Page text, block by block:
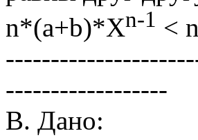
n*(a+b)*Xn-1 <
------------------
В. Дано: